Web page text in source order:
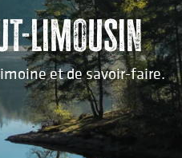
Limousin
et de savoir-faire.